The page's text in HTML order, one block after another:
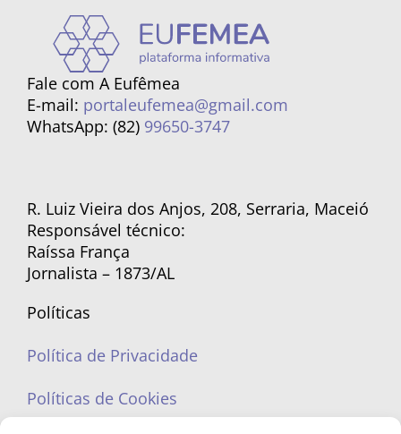
Fale com A Eufêmea
E-mail: portaleufemea@gmail.com
WhatsApp: (82) 99650-3747
R. Luiz Vieira dos Anjos, 208, Serraria, Maceió
Responsável técnico:
Raíssa França
Jornalista – 1873/AL
Políticas
Política de Privacidade
Políticas de Cookies